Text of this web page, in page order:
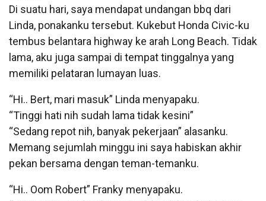
Di suatu hari, saya mendapat undangan bbq dari
Linda, ponakanku tersebut. Kukebut Honda Civic-ku
tembus belantara highway ke arah Long Beach. Tidak
lama, aku juga sampai di tempat tinggalnya yang
memiliki pelataran lumayan luas.
“Hi.. Bert, mari masuk” Linda menyapaku.
“Tinggi hati nih sudah lama tidak kesini”
“Sedang repot nih, banyak pekerjaan” alasanku.
Memang sejumlah minggu ini saya habiskan akhir
pekan bersama dengan teman-temanku.
“Hi.. Oom Robert” Franky menyapaku.